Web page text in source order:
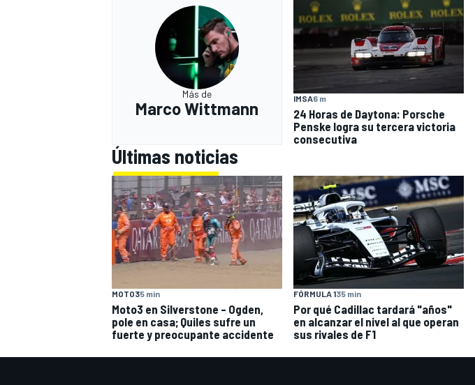
Más de
Marco Wittmann
IMSA6 m
24 Horas de Daytona: Porsche
Penske logra su tercera victoria
consecutiva
Últimas noticias
MOTO35 min
Moto3 en Silverstone – Ogden,
pole en casa; Quiles sufre un
fuerte y preocupante accidente
FÓRMULA 135 min
Por qué Cadillac tardará "años"
en alcanzar el nivel al que operan
sus rivales de F1